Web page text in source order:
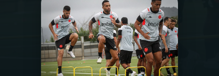
PROGRAMAS
PODCASTS
VIDEOCASTS